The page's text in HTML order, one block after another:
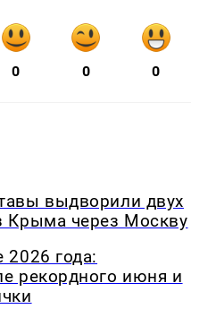
0 0 0
выдворили двух
Крыма через Москву
2026 года:
рекордного июня и